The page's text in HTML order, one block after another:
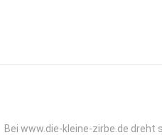
Bei www.die-kleine-zirbe.de dreht